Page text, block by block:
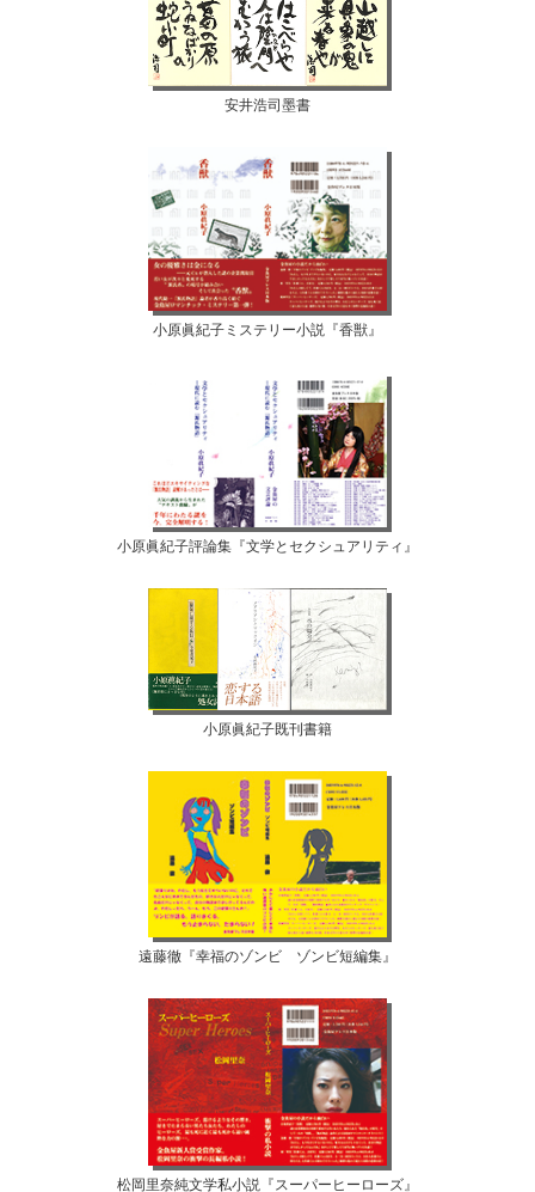
安井浩司墨書
小原眞紀子ミステリー小説『香獣』
小原眞紀子評論集『文学とセクシュアリティ』
小原眞紀子既刊書籍
遠藤徹『幸福のゾンビ ゾンビ短編集』
松岡里奈純文学私小説『スーパーヒーローズ』